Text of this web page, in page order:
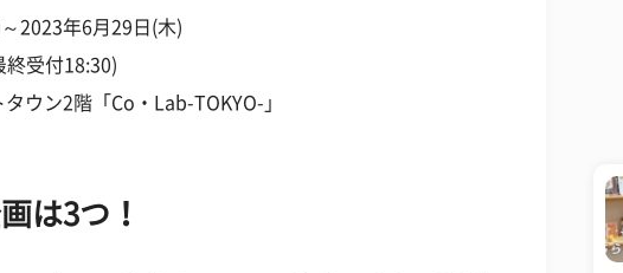
2023年6月29日(木)
受付18:30)
ウン2階「Co・Lab-TOKYO-」
は3つ！